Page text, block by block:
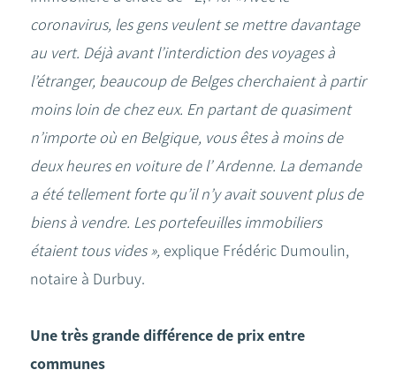
coronavirus, les gens veulent se mettre davantage
au vert. Déjà avant l’interdiction des voyages à
l’étranger, beaucoup de Belges cherchaient à partir
moins loin de chez eux. En partant de quasiment
n’importe où en Belgique, vous êtes à moins de
deux heures en voiture de l’ Ardenne. La demande
a été tellement forte qu’il n’y avait souvent plus de
biens à vendre. Les portefeuilles immobiliers
étaient tous vides », explique Frédéric Dumoulin,
notaire à Durbuy.
Une très grande différence de prix entre
communes